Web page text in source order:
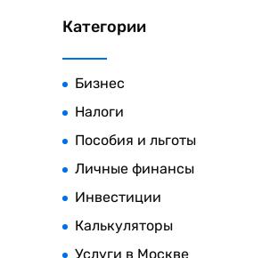
Категории
Бизнес
Налоги
Пособия и льготы
Личные финансы
Инвестиции
Калькуляторы
Услуги в Москве